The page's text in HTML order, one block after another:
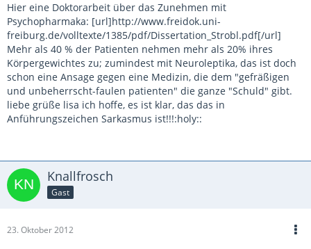
Hier eine Doktorarbeit über das Zunehmen mit
Psychopharmaka: [url]http://www.freidok.uni-
freiburg.de/volltexte/1385/pdf/Dissertation_Strobl.pdf[/url]
Mehr als 40 % der Patienten nehmen mehr als 20% ihres
Körpergewichtes zu; zumindest mit Neuroleptika, das ist doch
schon eine Ansage gegen eine Medizin, die dem "gefräßigen
und unbeherrscht-faulen patienten" die ganze "Schuld" gibt.
liebe grüße lisa ich hoffe, es ist klar, das das in
Anführungszeichen Sarkasmus ist!!!:holy::
Knallfrosch
Gast
23. Oktober 2012